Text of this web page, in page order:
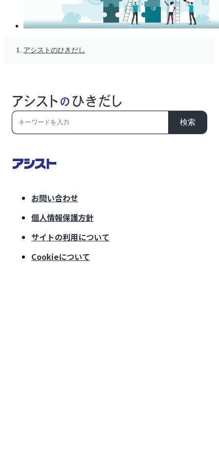
アシストのひきだし
検索
お問い合わせ
個人情報保護方針
サイトの利用について
Cookieについて